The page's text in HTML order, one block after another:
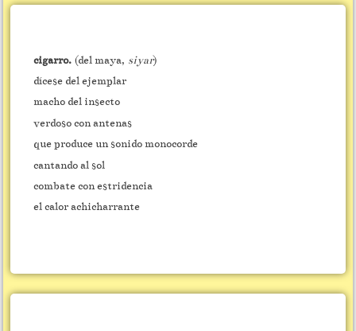
cigarro. (del maya, siyar)
dícese del ejemplar
macho del insecto
verdoso con antenas
que produce un sonido monocorde
cantando al sol
combate con estridencia
el calor achicharrante